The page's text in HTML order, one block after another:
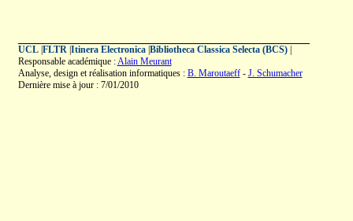
UCL| FLTR| Itinera Electronica| Bibliotheca Classica Selecta (BCS)|
Responsable académique :Alain Meurant
Analyse, design et réalisation informatiques : B. Maroutaeff- J. Schumacher
Dernière mise à jour : 7/01/2010